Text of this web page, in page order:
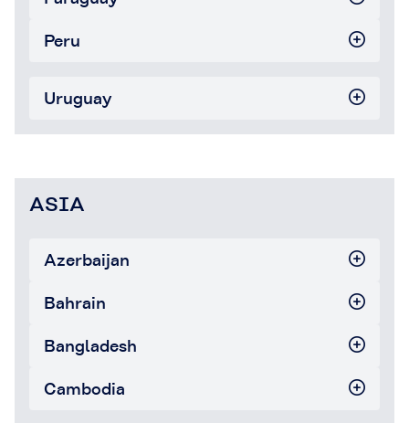
Peru
Uruguay
ASIA
Azerbaijan
Bahrain
Bangladesh
Cambodia